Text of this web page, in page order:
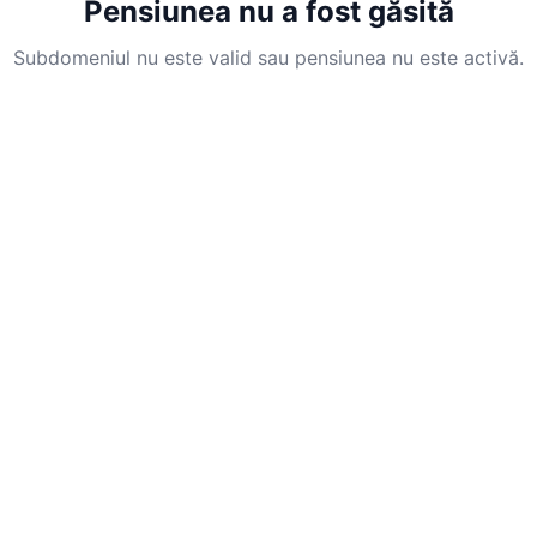
Pensiunea nu a fost găsită
Subdomeniul nu este valid sau pensiunea nu este activă.